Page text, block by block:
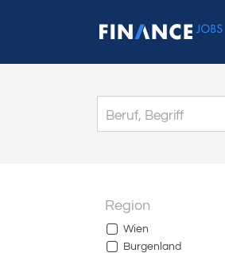
Region
Wien
Burgenland